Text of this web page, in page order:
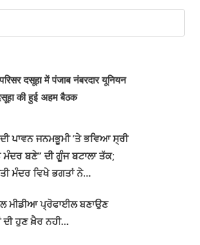
दसूहा में पंजाब नंबरदार यूनियन
की हुई अहम बैठक
ਪਾਵਨ ਜਨਮਭੂਮੀ ’ਤੇ ਭਵਿਆ ਸ੍ਰੀ
ਬਣੇ” ਦੀ ਗੂੰਜ ਬਟਾਲਾ ਤੱਕ;
ਮੰਦਰ ਵਿਖੇ ਭਗਤਾਂ ਨੇ…
ਮੀਡੀਆ ਪ੍ਰੋਫਾਈਲ ਬਣਾਉਣ
ਦੀ ਹੁਣ ਖ਼ੈਰ ਨਹੀ…